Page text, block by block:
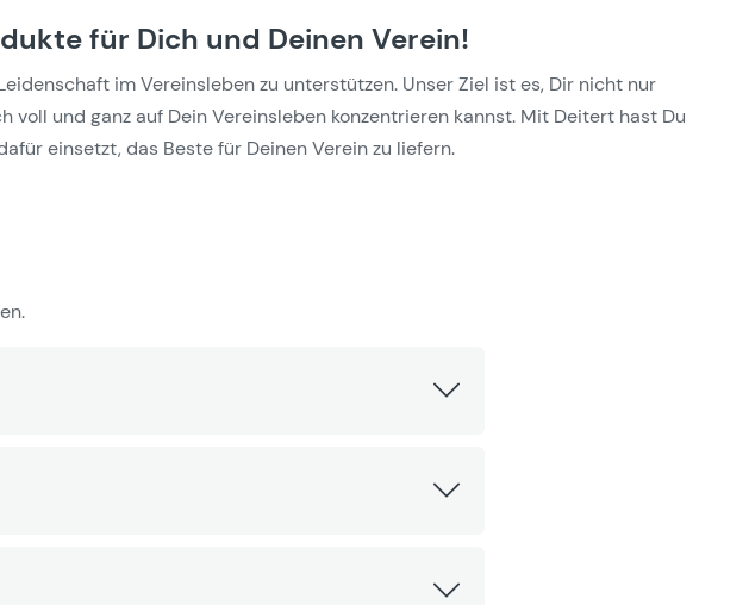
für Dich und Deinen Verein!
im Vereinsleben zu unterstützen. Unser Ziel ist es, Dir nicht nur
und ganz auf Dein Vereinsleben konzentrieren kannst. Mit Deitert hast Du
einsetzt, das Beste für Deinen Verein zu liefern.